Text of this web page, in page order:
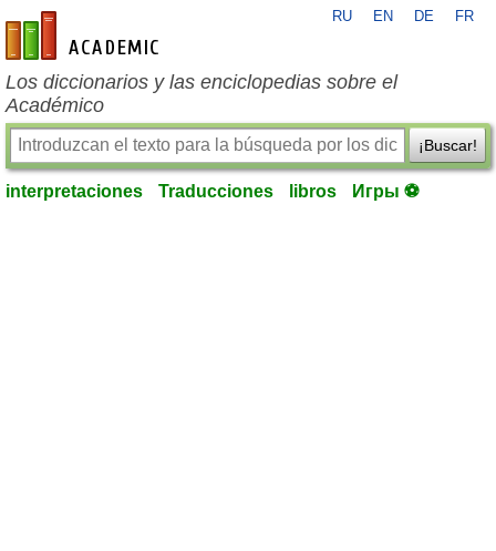
es-academic.com
RU EN DE FR
Los diccionarios y las enciclopedias sobre el
Académico
¡Buscar!
interpretaciones Traducciones libros Игры ⚽